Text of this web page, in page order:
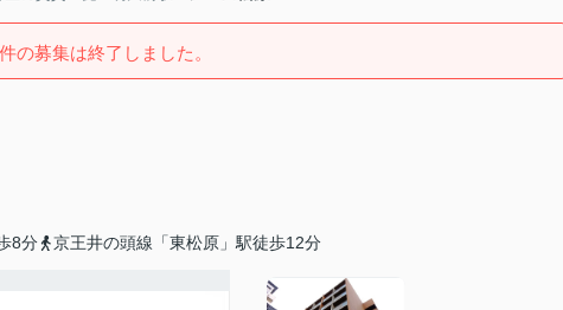
の募集は終了しました。
8分 京王井の頭線「東松原」駅徒歩12分